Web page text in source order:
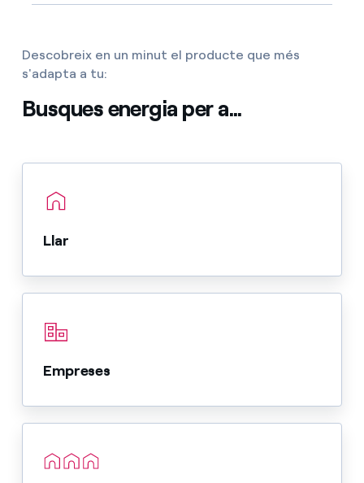
Descobreix en un minut el producte que més
s'adapta a tu:
Busques energia per a...
Llar
Empreses